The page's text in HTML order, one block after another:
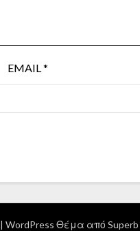
EMAIL*
| WordPress Θέμα από